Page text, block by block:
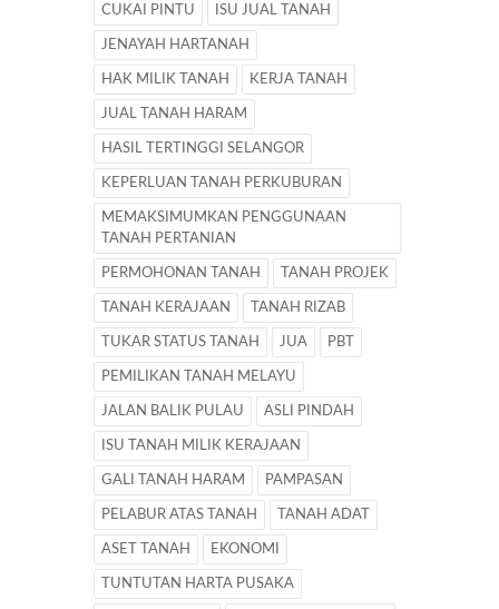
CUKAI PINTU ISU JUAL TANAH
JENAYAH HARTANAH
HAK MILIK TANAH KERJA TANAH
JUAL TANAH HARAM
HASIL TERTINGGI SELANGOR
KEPERLUAN TANAH PERKUBURAN
MEMAKSIMUMKAN PENGGUNAAN
TANAH PERTANIAN
PERMOHONAN TANAH TANAH PROJEK
TANAH KERAJAAN TANAH RIZAB
TUKAR STATUS TANAH JUA PBT
PEMILIKAN TANAH MELAYU
JALAN BALIK PULAU ASLI PINDAH
ISU TANAH MILIK KERAJAAN
GALI TANAH HARAM PAMPASAN
PELABUR ATAS TANAH TANAH ADAT
ASET TANAH EKONOMI
TUNTUTAN HARTA PUSAKA